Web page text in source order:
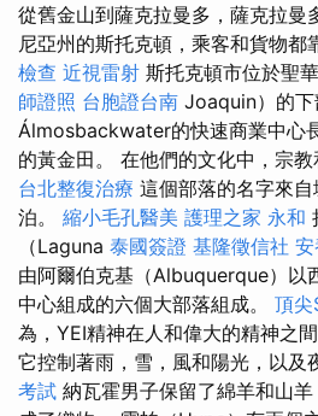
從舊金山到薩克拉曼多，薩克拉曼
尼亞州的斯托克頓，乘客和貨物都
檢查 近視雷射 斯托克頓市位於聖
師證照 台胞證台南 Joaquin）的下
Álmosbackwater的快速商業中心
的黃金田。 在他們的文化中，宗教
台北整復治療 這個部落的名字來
泊。 縮小毛孔醫美 護理之家 永和
（Laguna 泰國簽證 基隆徵信社
由阿爾伯克基（Albuquerque）以
中心組成的六個大部落組成。 頂尖
為，YEI精神在人和偉大的精神之
它控制著雨，雪，風和陽光，以及
考試 納瓦霍男子保留了綿羊和山